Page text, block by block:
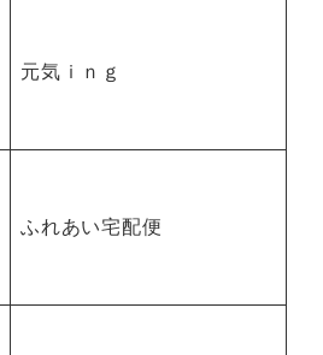
元気ｉｎｇ
ふれあい宅配便